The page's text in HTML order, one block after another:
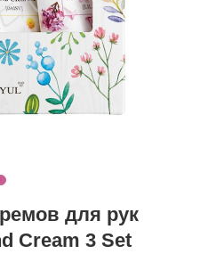
для рук
Cream 3 Set